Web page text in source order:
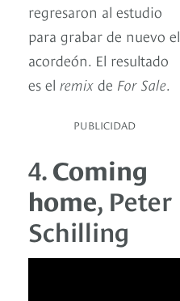
regresaron al estudio
para grabar de nuevo el
acordeón. El resultado
es el remix de For Sale.
PUBLICIDAD
4.Coming
home, Peter
Schilling